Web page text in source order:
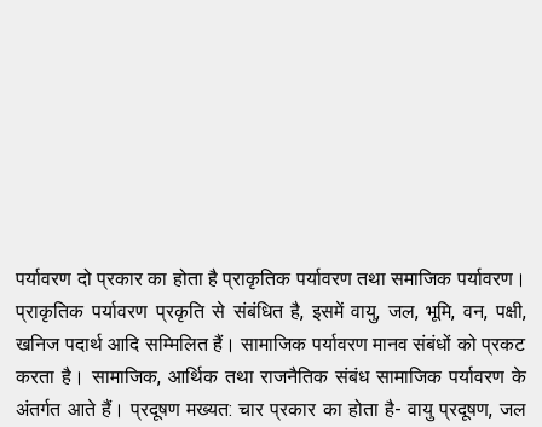
पर्यावरण दो प्रकार का होता है प्राकृतिक पर्यावरण तथा समाजिक पर्यावरण।
प्राकृतिक पर्यावरण प्रकृति से संबंधित है, इसमें वायु, जल,भूमि, वन, पक्षी,
खनिज पदार्थ आदि सम्‍मिलित हैं। सामाजिक पर्यावरण मानव संबंधों को प्रकट
करता है। सामाजिक, आर्थिक तथा राजनैतिक संबंध सामाजिक पर्यावरण के
अंतर्गत आते हैं। प्रदूषण मख्‍यत: चार प्रकार का होता है- वायु प्रदूषण, जल